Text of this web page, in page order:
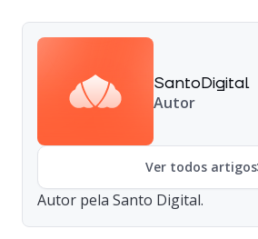
SantoDigital
Autor
Ver todos artigos
Autor pela Santo Digital.